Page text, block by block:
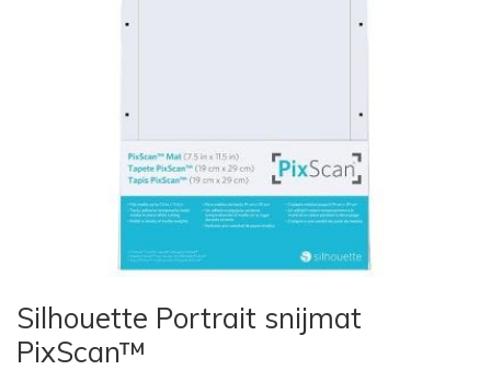
Silhouette Portrait snijmat
PixScan™